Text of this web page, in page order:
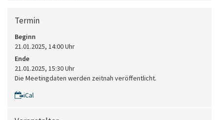
Termin
Beginn
21.01.2025, 14:00 Uhr
Ende
21.01.2025, 15:30 Uhr
Die Meetingdaten werden zeitnah veröffentlicht.
iCal